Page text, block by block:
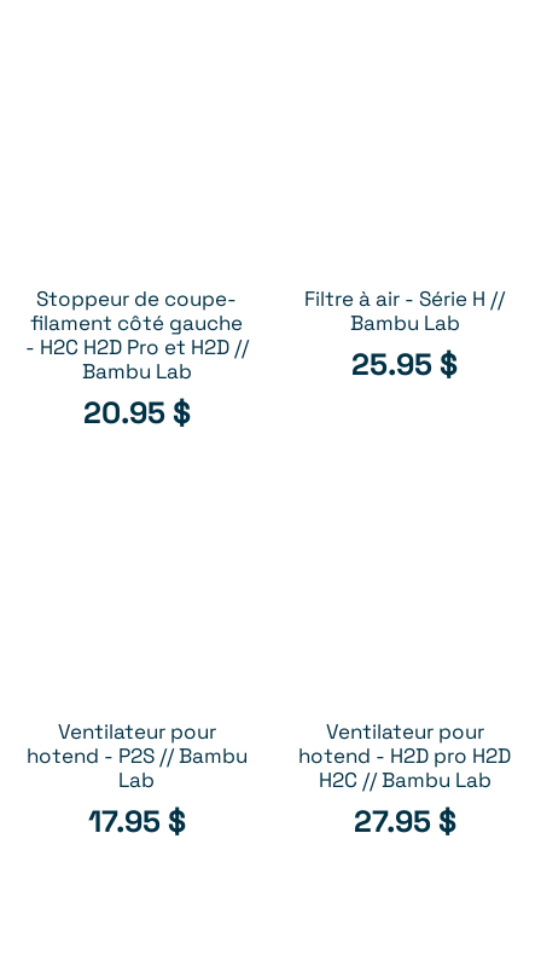
AJOUTER AU PANIER
Stoppeur de coupe-
filament côté gauche
- H2C H2D Pro et H2D //
Bambu Lab
20.95$
AJOUTER AU PANIER
Filtre à air - Série H //
Bambu Lab
25.95$
AJOUTER AU PANIER
Ventilateur pour
hotend - P2S // Bambu
Lab
17.95$
AJOUTER AU PANIER
Ventilateur pour
hotend - H2D pro H2D
H2C // Bambu Lab
27.95$